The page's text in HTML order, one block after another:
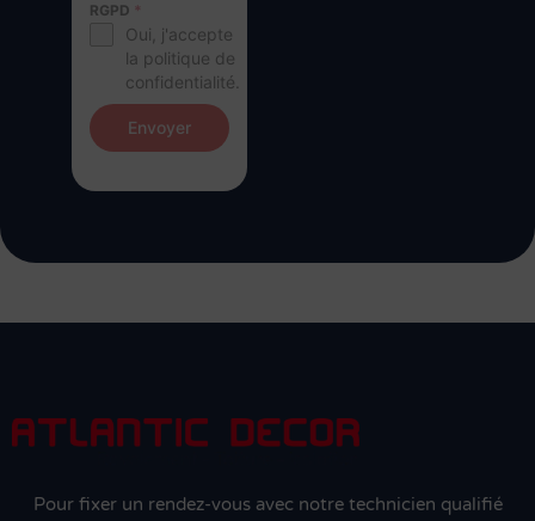
RGPD *
Oui, j'accepte
la politique de
confidentialité.
Envoyer
Pour fixer un rendez-vous avec notre technicien qualifié